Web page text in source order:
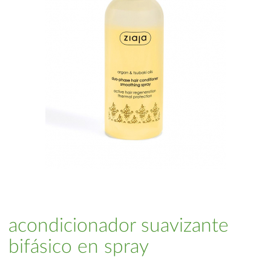
acondicionador suavizante
bifásico en spray